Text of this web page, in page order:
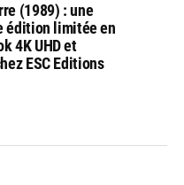
(1989) : une
édition limitée en
4K UHD et
ESC Editions